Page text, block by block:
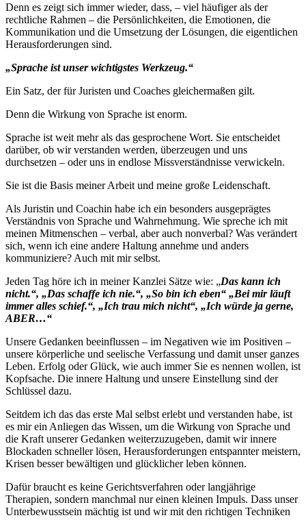
Denn es zeigt sich immer wieder, dass, – viel häufiger als der
rechtliche Rahmen – die Persönlichkeiten, die Emotionen, die
Kommunikation und die Umsetzung der Lösungen, die eigentlichen
Herausforderungen sind.
„Sprache ist unser wichtigstes Werkzeug.“
Ein Satz, der für Juristen und Coaches gleichermaßen gilt.
Denn die Wirkung von Sprache ist enorm.
Sprache ist weit mehr als das gesprochene Wort. Sie entscheidet
darüber, ob wir verstanden werden, überzeugen und uns
durchsetzen – oder uns in endlose Missverständnisse verwickeln.
Sie ist die Basis meiner Arbeit und meine große Leidenschaft.
Als Juristin und Coachin habe ich ein besonders ausgeprägtes
Verständnis von Sprache und Wahrnehmung. Wie spreche ich mit
meinen Mitmenschen – verbal, aber auch nonverbal? Was verändert
sich, wenn ich eine andere Haltung annehme und anders
kommuniziere? Auch mit mir selbst.
Jeden Tag höre ich in meiner Kanzlei Sätze wie: „Das kann ich
nicht.“, „Das schaffe ich nie.“, „So bin ich eben“ „Bei mir läuft
immer alles schief.“, „Ich trau mich nicht“, „Ich würde ja gerne,
ABER…“
Unsere Gedanken beeinflussen – im Negativen wie im Positiven –
unsere körperliche und seelische Verfassung und damit unser ganzes
Leben. Erfolg oder Glück, wie auch immer Sie es nennen wollen, ist
Kopfsache. Die innere Haltung und unsere Einstellung sind der
Schlüssel dazu.
Seitdem ich das das erste Mal selbst erlebt und verstanden habe, ist
es mir ein Anliegen das Wissen, um die Wirkung von Sprache und
die Kraft unserer Gedanken weiterzuzugeben, damit wir innere
Blockaden schneller lösen, Herausforderungen entspannter meistern,
Krisen besser bewältigen und glücklicher leben können.
Dafür braucht es keine Gerichtsverfahren oder langjährige
Therapien, sondern manchmal nur einen kleinen Impuls. Dass unser
Unterbewusstsein mächtig ist und wir mit den richtigen Techniken